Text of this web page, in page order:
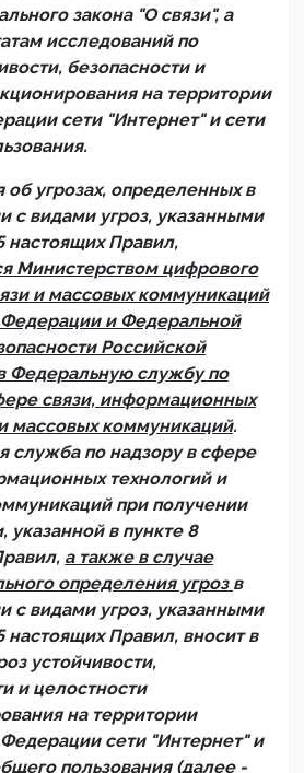
закона "О связи", а
исследований по
безопасности и
на территории
сети "Интернет" и сети
угрозах, определенных в
с видами угроз, указанными
настоящих Правил,
Министерством цифрового
и массовых коммуникаций
и Федеральной
Российской
Федеральную службу по
связи, информационных
массовых коммуникаций.
служба по надзору в сфере
технологий и
при получении
в пункте 8
а также в случае
определения угроз в
с видами угроз, указанными
настоящих Правил, вносит в
устойчивости,
и целостности
на территории
сети "Интернет" и
пользования (далее -